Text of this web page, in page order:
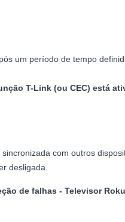
um período de tempo
T-Link (ou CEC) está
com outros
desligada.
de falhas - Televisor